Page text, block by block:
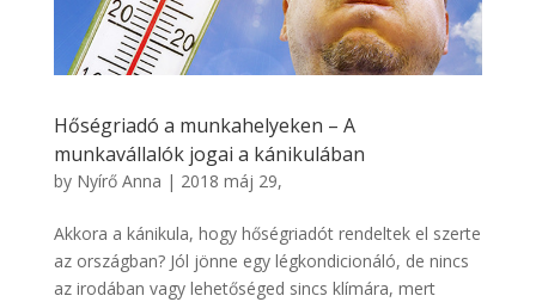
Hőségriadó a munkahelyeken – A
munkavállalók jogai a kánikulában
by Nyírő Anna | 2018 máj 29,
Akkora a kánikula, hogy hőségriadót rendeltek el szerte
az országban? Jól jönne egy légkondicionáló, de nincs
az irodában vagy lehetőséged sincs klímára, mert